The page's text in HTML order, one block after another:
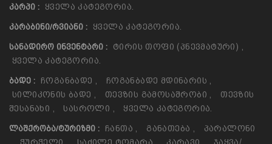
ᲙᲐᲠᲞᲘ : Ყველა Კატეგორია.
ᲙᲐᲠᲐᲑᲘᲜᲘ/ᲠᲕᲘᲐᲜᲘ : Ყველა Კატეგორია.
ᲡᲐᲜᲐᲓᲘᲠᲝ ᲘᲜᲕᲔᲜᲢᲐᲠᲘ : Ტირის Თოფი (პნევმატური) ,
Ყველა Კატეგორია.
ᲑᲐᲓᲔ : Ჩოგანბადე , Ჩოგანბადე Მდინარის ,
Სილიკონის Ბადე , Თევზის Გამოსაშრობი ,
Თევზის
Შესანახი , Სასროლი , Ყველა Კატეგორია.
ᲚᲐᲨᲥᲠᲝᲑᲐ/ᲢᲣᲠᲘᲖᲛᲘ : Ჩანთა , Განათება ,
Პარალონი